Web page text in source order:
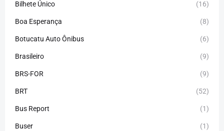
Bilhete Único (16)
Boa Esperança (8)
Botucatu Auto Ônibus (6)
Brasileiro (9)
BRS-FOR (9)
BRT (52)
Bus Report (1)
Buser (1)